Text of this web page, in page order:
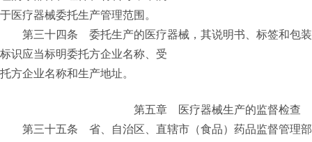
于医疗器械委托生产管理范围。
第三十四条 委托生产的医疗器械，其说明书、标签和包装
标识应当标明委托方企业名称、受
托方企业名称和生产地址。
第五章 医疗器械生产的监督检查
第三十五条 省、自治区、直辖市（食品）药品监督管理部